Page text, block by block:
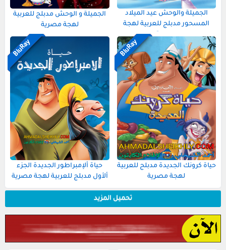
الجميلة والوحش عيد الميلاد
المسحور مدبلج للعربية لهجة
مصرية
الجميلة و الوحش مدبلج للعربية
لهجة مصرية
لهجة مصرية
BluRay
حياة كرونك الجديدة مدبلج للعربية
لهجة مصرية
لهجة مصرية
BluRay
حياة ألإمبراطور الجديدة الجزء
ألأول مدبلج للعربية لهجة مصرية
تحميل المزيد